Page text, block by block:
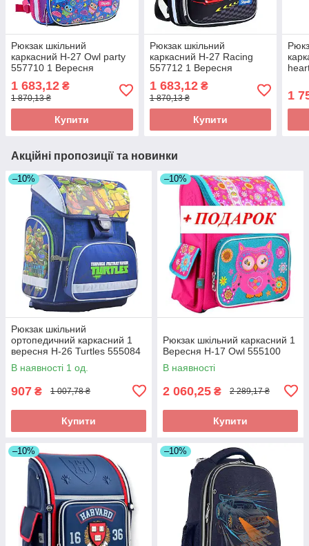
Рюкзак шкільний
каркасний H-27 Owl party
557710 1 Вересня
1 683,12 ₴
1 870,13 ₴
Купити
Рюкзак шкільний
каркасний H-27 Racing
557712 1 Вересня
1 683,12₴
1 870,13 ₴
Купити
1
Акційні пропозиції та новинки
–10%
Рюкзак шкільний
ортопедичний каркасний 1
вересня Н-26 Turtles 555084
для хлопчика
В наявності 1 од.
907 ₴ 1 007,78 ₴
Купити
–10%
Рюкзак шкільний каркасний 1
Вересня Н-17 Owl 555100
В наявності
2 060,25 ₴ 2 289,17 ₴
Купити
–10% –10%